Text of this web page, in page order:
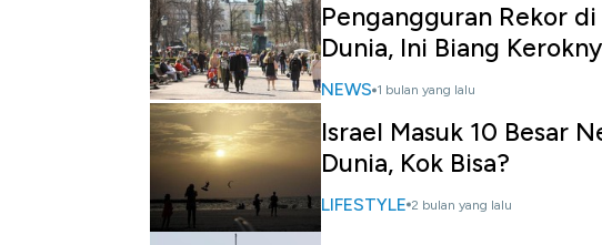
Pengangguran Rekor
Dunia, Ini Biang
NEWS 1 bulan yang lalu
Israel Masuk 10 Besar
Dunia, Kok Bisa?
LIFESTYLE 2 bulan yang lalu